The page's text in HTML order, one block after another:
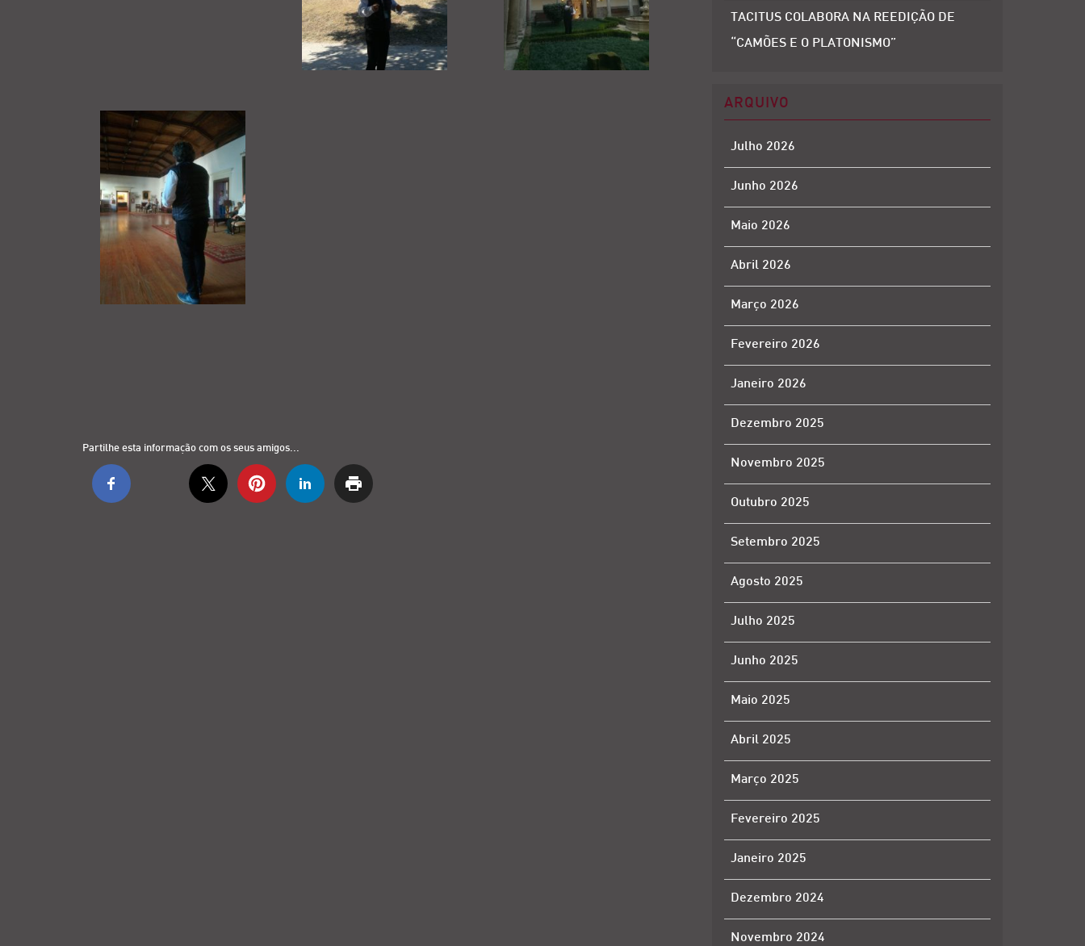
Partilhe esta informação com os seus amigos...
TACITUS COLABORA NA REEDIÇÃO DE
“CAMÕES E O PLATONISMO”
ARQUIVO
Julho 2026
Junho 2026
Maio 2026
Abril 2026
Março 2026
Fevereiro 2026
Janeiro 2026
Dezembro 2025
Novembro 2025
Outubro 2025
Setembro 2025
Agosto 2025
Julho 2025
Junho 2025
Maio 2025
Abril 2025
Março 2025
Fevereiro 2025
Janeiro 2025
Dezembro 2024
Novembro 2024